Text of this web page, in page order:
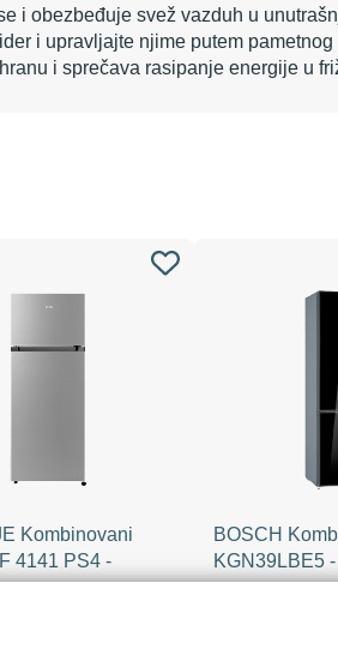
i obezbeđuje svež vazduh u
i upravljajte njime putem
i sprečava rasipanje energije u
Kombinovani
4141 PS4 -
BOSCH
KGN39LBE5